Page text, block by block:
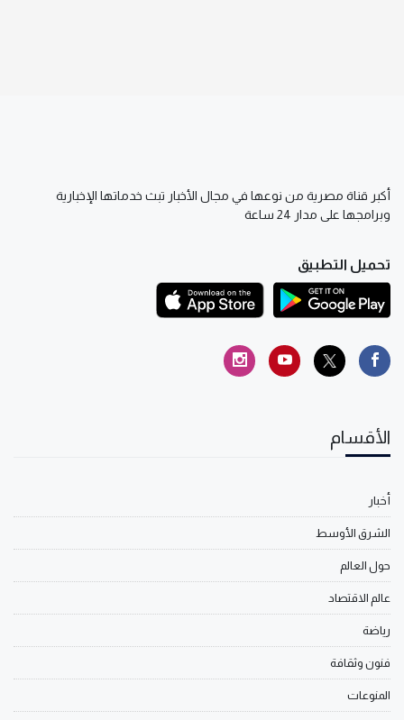
أكبر قناة مصرية من نوعها في مجال الأخبار تبث خدماتها الإخبارية
وبرامجها على مدار 24 ساعة
تحميل التطبيق
الأقسام
أخبار
الشرق الأوسط
حول العالم
عالم الاقتصاد
رياضة
فنون وثقافة
المنوعات